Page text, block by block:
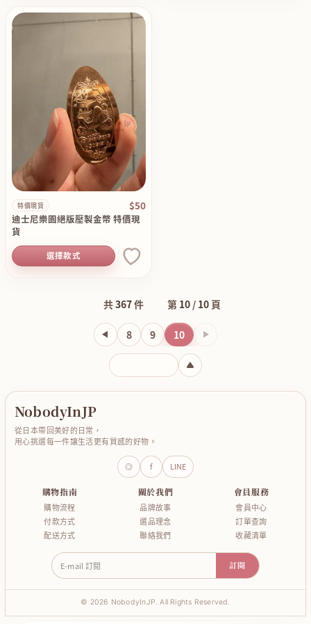
特價現貨 $50
迪士尼樂園絕版壓製金幣 特價現
貨
選擇款式
共367件 第 10 / 10 頁
8 9 10 下一頁
輸入頁碼
NobodyInJP
從日本帶回美好的日常，
用心挑選每一件讓生活更有質感的好物。
◎ f LINE
購物指南
購物流程
付款方式
配送方式
關於我們
品牌故事
選品理念
聯絡我們
會員服務
會員中心
訂單查詢
收藏清單
E-mail 訂閱 訂閱
© 2026 NobodyInJP. All Rights Reserved.